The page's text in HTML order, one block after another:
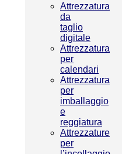
Attrezzatura
da
taglio
digitale
Attrezzatura
per
calendari
Attrezzatura
per
imballaggio
e
reggiatura
Attrezzature
per